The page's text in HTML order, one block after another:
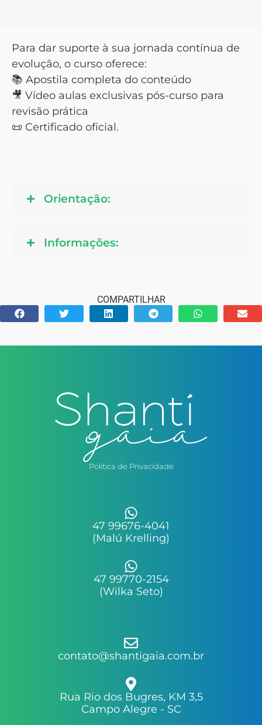
Para dar suporte à sua jornada contínua de
evolução, o curso oferece:
📚 Apostila completa do conteúdo
🎥 Vídeo aulas exclusivas pós-curso para
revisão prática
📜 Certificado oficial.
Orientação:
Informações:
COMPARTILHAR
Política de Privacidade
47 99676-4041
(Malú Krelling)
47 99770-2154
(Wilka Seto)
contato@shantigaia.com.br
Rua Rio dos Bugres, KM 3,5
Campo Alegre - SC